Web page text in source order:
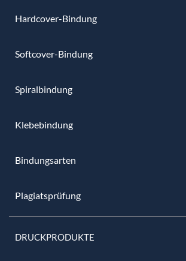
Hardcover-Bindung
Softcover-Bindung
Spiralbindung
Klebebindung
Bindungsarten
Plagiatsprüfung
DRUCKPRODUKTE